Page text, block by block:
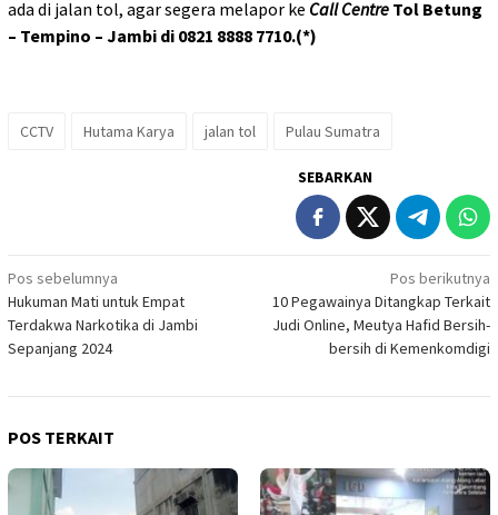
ada di jalan tol, agar segera melapor ke Call Centre Tol Betung
– Tempino – Jambi di 0821 8888 7710.(*)
CCTV Hutama Karya jalan tol Pulau Sumatra
SEBARKAN
Navigasi
pos
Pos sebelumnya
Hukuman Mati untuk Empat
Terdakwa Narkotika di Jambi
Sepanjang 2024
Pos berikutnya
10 Pegawainya Ditangkap Terkait
Judi Online, Meutya Hafid Bersih-
bersih di Kemenkomdigi
POS TERKAIT